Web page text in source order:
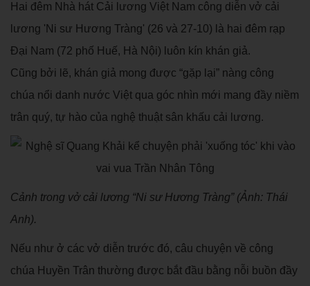
Hai đêm Nhà hát Cải lương Việt Nam công diễn vở cải
lương 'Ni sư Hương Tràng' (26 và 27-10) là hai đêm rạp
Đại Nam (72 phố Huế, Hà Nội) luôn kín khán giả.
Cũng bởi lẽ, khán giả mong được “gặp lại” nàng công
chúa nổi danh nước Việt qua góc nhìn mới mang đầy niềm
trân quý, tự hào của nghệ thuật sân khấu cải lương.
Cảnh trong vở cải lương “Ni sư Hương Tràng” (Ảnh: Thái
Anh).
Nếu như ở các vở diễn trước đó, câu chuyện về công
chúa Huyền Trân thường được bắt đầu bằng nỗi buồn đầy